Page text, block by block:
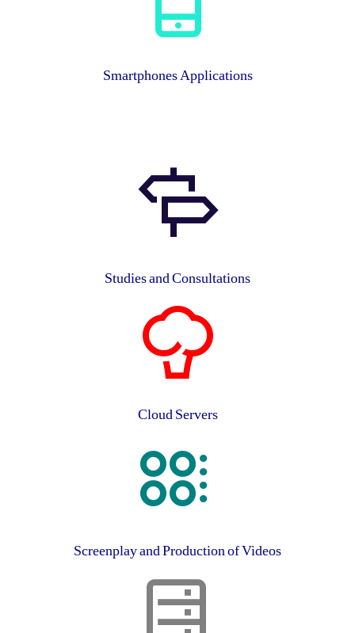
Smartphones Applications
Studies and Consultations
Cloud Servers
Screenplay and Production of Videos